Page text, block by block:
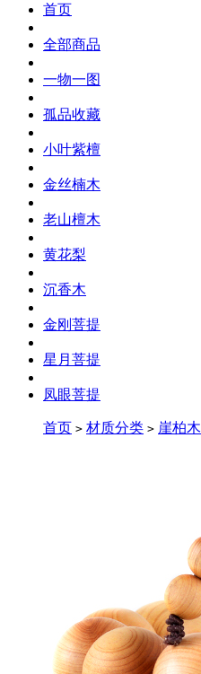
首页
全部商品
一物一图
孤品收藏
小叶紫檀
金丝楠木
老山檀木
黄花梨
沉香木
金刚菩提
星月菩提
凤眼菩提
首页 > 材质分类 > 崖柏木